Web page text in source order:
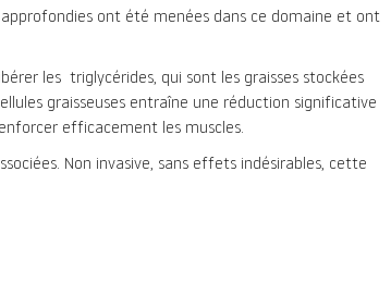
ont été menées dans ce domaine et ont
les triglycérides, qui sont les graisses stockées
graisseuses entraîne une réduction significative
efficacement les muscles.
Non invasive, sans effets indésirables, cette